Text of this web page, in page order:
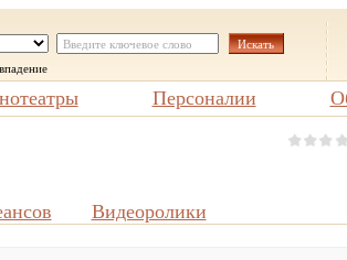
Персоналии
Видеоролики